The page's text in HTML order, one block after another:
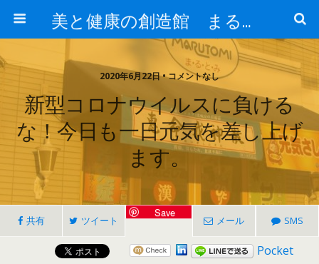
美と健康の創造館 まるとみ薬品 ぐんまの薬屋 芳さんのブログ
2020年6月22日 • コメントなし
新型コロナウイルスに負ける
な！今日も一日元気を差し上げ
ます。
共有 ツイート
Save
メール SMS
Pocket